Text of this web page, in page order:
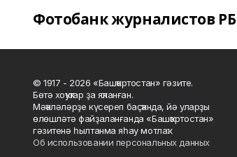
Фотобанк журналистов РБ
© 1917 - 2026 «Башҡортостан» гәзите.
Бөтә хоҡуҡтар ҙа яҡланған.
Мәҡәләләрҙе күсереп баҫҡанда, йә уларҙы
өлөшләтә файҙаланғанда «Башҡортостан»
гәзитенә һылтанма яһау мотлаҡ.
Об использовании персональных данных